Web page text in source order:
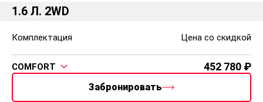
1.6 Л. 2WD
Комплектация Цена со скидкой
COMFORT 452 780
Забронировать